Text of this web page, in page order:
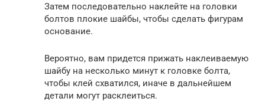
Затем последовательно наклейте на головки
болтов плокие шайбы, чтобы сделать фигурам
основание.
Вероятно, вам придется прижать наклеиваемую
шайбу на несколько минут к головке болта,
чтобы клей схватился, иначе в дальнейшем
детали могут расклеиться.